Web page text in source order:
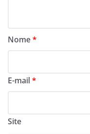
Nome*
E-mail*
Site